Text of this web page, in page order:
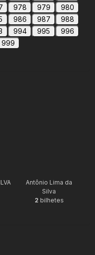
978 979
980
986 987
988
994 995
996
999
Antônio Lima da
Silva
2 bilhetes